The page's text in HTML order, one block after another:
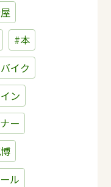
#本
イク
ン
ー
ル